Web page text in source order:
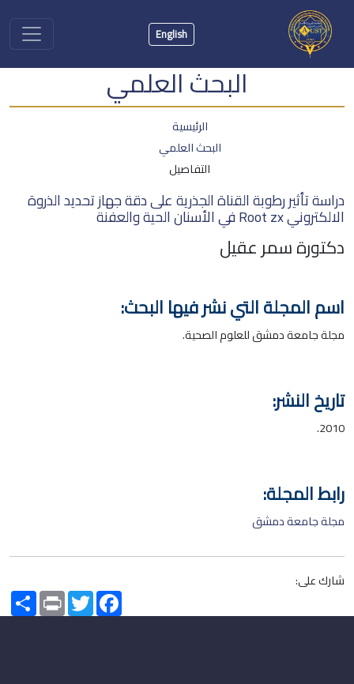
English
البحث العلمي
الرئيسية
البحث العلمي
التفاصيل
دراسة تأثير رطوبة القناة الجذرية على دقة جهاز تحديد الذروة
الالكتروني Root zx في الأسنان الحية والعفنة
دكتورة سمر عقيل
اسم المجلة التي نشر فيها البحث:
مجلة جامعة دمشق للعلوم الصحية.
تاريخ النشر:
2010.
رابط المجلة:
مجلة جامعة دمشق
شارك على:
Share PrintTwitterFacebook